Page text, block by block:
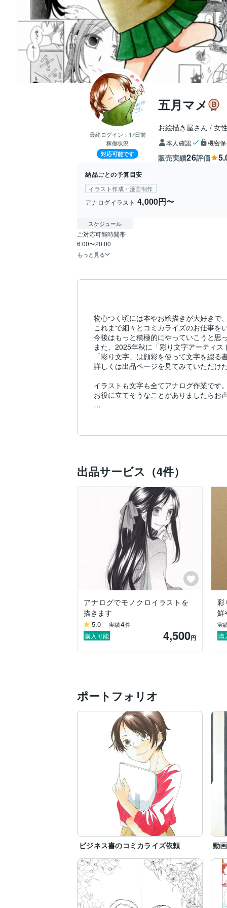
最終ログイン： 17日前
稼働状況
対応可能です
五月マメ
お絵描き屋さん 女
本人確認 機密
販売実績26評価
納品ごとの予算目安
イラスト作成・漫画制作
アナログイラスト 4,000円〜
スケジュール
ご対応可能時間帯
もっと見る
物心つく頃には本やお絵描きが大好きで
これまで細々とコミカライズのお仕事を
今後はもっと積極的にやっていこうと思
また、2025年秋に「彩り文字アーティ
「彩り文字」は顔彩を使って文字を綴る
詳しくは出品ページを見てみていただけ
イラストも文字も全てアナログ作業です
お役に立てそうなことがありましたらお
こちらからいくつかヒアリングさせてい
出品サービス（4件）
アナログでモノクロイラストを
描きます
5.0 実績4件
購入可能 4,500円
彩
鮮
実
購
ポートフォリオ
ビジネス書のコミカライズ依頼 動